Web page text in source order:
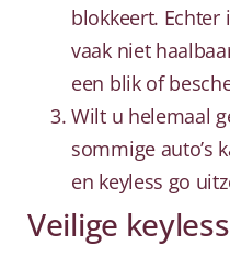
blokkeert.
vaak niet
een blik of
Wilt u helemaal
sommige auto’s
en keyless go
Veilige